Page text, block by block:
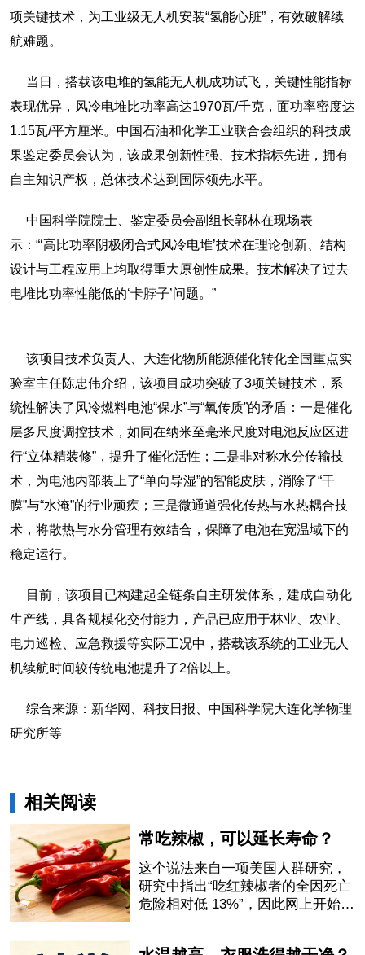
项关键技术，为工业级无人机安装“氢能心脏”，有效破解续
航难题。
当日，搭载该电堆的氢能无人机成功试飞，关键性能指标
表现优异，风冷电堆比功率高达1970瓦/千克，面功率密度达
1.15瓦/平方厘米。中国石油和化学工业联合会组织的科技成
果鉴定委员会认为，该成果创新性强、技术指标先进，拥有
自主知识产权，总体技术达到国际领先水平。
中国科学院院士、鉴定委员会副组长郭林在现场表
示：“‘高比功率阴极闭合式风冷电堆’技术在理论创新、结构
设计与工程应用上均取得重大原创性成果。技术解决了过去
电堆比功率性能低的‘卡脖子’问题。”
该项目技术负责人、大连化物所能源催化转化全国重点实
验室主任陈忠伟介绍，该项目成功突破了3项关键技术，系
统性解决了风冷燃料电池“保水”与“氧传质”的矛盾：一是催化
层多尺度调控技术，如同在纳米至毫米尺度对电池反应区进
行“立体精装修”，提升了催化活性；二是非对称水分传输技
术，为电池内部装上了“单向导湿”的智能皮肤，消除了“干
膜”与“水淹”的行业顽疾；三是微通道强化传热与水热耦合技
术，将散热与水分管理有效结合，保障了电池在宽温域下的
稳定运行。
目前，该项目已构建起全链条自主研发体系，建成自动化
生产线，具备规模化交付能力，产品已应用于林业、农业、
电力巡检、应急救援等实际工况中，搭载该系统的工业无人
机续航时间较传统电池提升了2倍以上。
综合来源：新华网、科技日报、中国科学院大连化学物理
研究所等
相关阅读
常吃辣椒，可以延长寿命？
这个说法来自一项美国人群研究，
研究中指出“吃红辣椒者的全因死亡
危险相对低 13%”，因此网上开始流